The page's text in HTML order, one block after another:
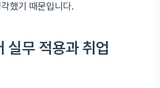
했기 때문입니다.
실무 적용과 취업